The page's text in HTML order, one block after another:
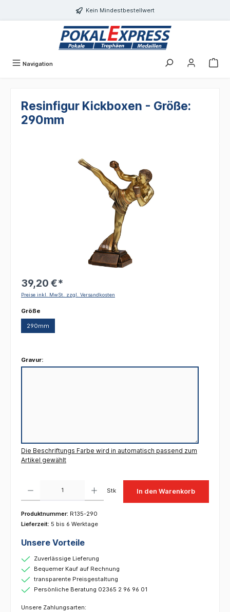
Kein Mindestbestellwert
Navigation
Resinfigur Kickboxen - Größe:
290mm
Bildergalerie überspringen
39,20 €*
Preise inkl. MwSt. zzgl. Versandkosten
Größe
290mm
Gravur:
Die Beschriftungs Farbe wird in automatisch passend zum
Artikel gewählt
Stk In den Warenkorb
Produktnummer: R135-290
Lieferzeit: 5 bis 6 Werktage
Unsere Vorteile
Zuverlässige Lieferung
Bequemer Kauf auf Rechnung
transparente Preisgestaltung
Persönliche Beratung 02365 2 96 96 01
Unsere Zahlungsarten: